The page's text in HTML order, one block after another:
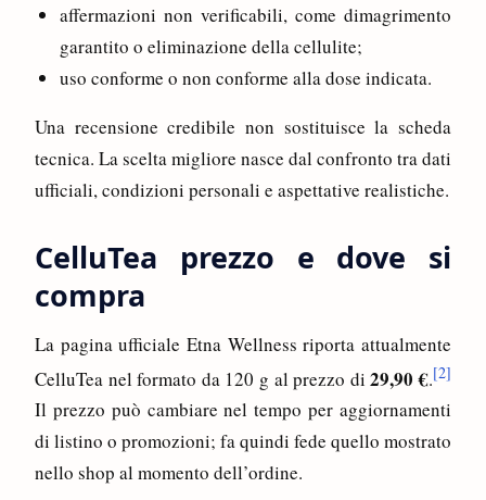
affermazioni non verificabili, come dimagrimento
garantito o eliminazione della cellulite;
uso conforme o non conforme alla dose indicata.
Una recensione credibile non sostituisce la scheda
tecnica. La scelta migliore nasce dal confronto tra dati
ufficiali, condizioni personali e aspettative realistiche.
CelluTea prezzo e dove si
compra
La pagina ufficiale Etna Wellness riporta attualmente
CelluTea nel formato da 120 g al prezzo di29,90 €.[2]
Il prezzo può cambiare nel tempo per aggiornamenti
di listino o promozioni; fa quindi fede quello mostrato
nello shop al momento dell’ordine.